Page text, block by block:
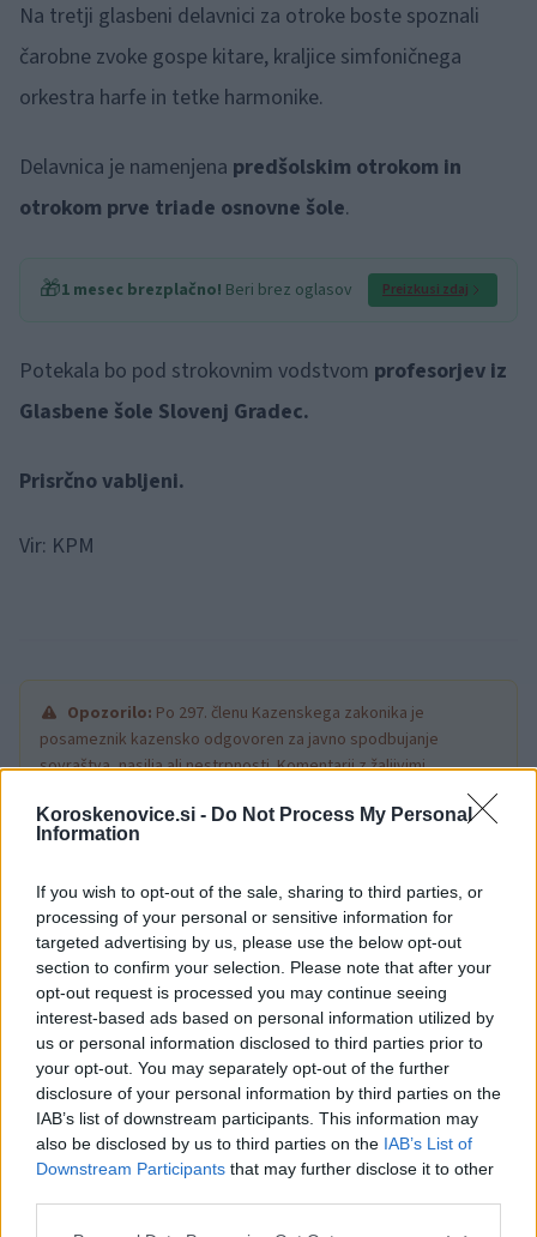
Koroskenovice.si - Do Not Process My Personal
Information
If you wish to opt-out of the sale, sharing to third parties, or
processing of your personal or sensitive information for
targeted advertising by us, please use the below opt-out
section to confirm your selection. Please note that after your
opt-out request is processed you may continue seeing
interest-based ads based on personal information utilized by
us or personal information disclosed to third parties prior to
your opt-out. You may separately opt-out of the further
disclosure of your personal information by third parties on the
IAB’s list of downstream participants. This information may
also be disclosed by us to third parties on the IAB’s List of
Downstream Participants that may further disclose it to other
Na tretji glasbeni delavnici za otroke boste spoznali
čarobne zvoke gospe kitare, kraljice simfoničnega
orkestra harfe in tetke harmonike.
Delavnica je namenjena predšolskim otrokom in
otrokom prve triade osnovne šole.
🎁1 mesec brezplačno! Beri brez oglasov Preizkusi zdaj
Potekala bo pod strokovnim vodstvom profesorjev iz
Glasbene šole Slovenj Gradec.
Prisrčno vabljeni.
Vir: KPM
Opozorilo: Po 297. členu Kazenskega zakonika je
posameznik kazensko odgovoren za javno spodbujanje
sovraštva, nasilja ali nestrpnosti. Komentarji z žaljivimi,
rasističnimi, diskriminatornimi ali nezakonitimi vsebinami bodo
odstranjeni. Pravila komentiranja →
Failed to fetch
Občine: Slovenj Gradec
Kategorije: Novice Glasba Novice Kultura
Ključne besede: Slovenj Gradec
glasbena delavnica
oskar jež
rojstna hiša Huga Wolfa